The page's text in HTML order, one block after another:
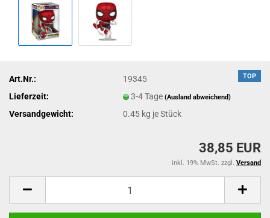
TOP
Art.Nr.:
19345
Lieferzeit:
3-4 Tage(Ausland abweichend)
Versandgewicht: 0.45 kg je Stück
38,85 EUR
inkl. 19% MwSt. zzgl. Versand